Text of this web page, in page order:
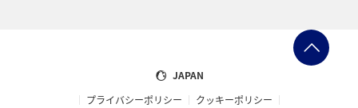
JAPAN
プライバシーポリシー
クッキーポリシー